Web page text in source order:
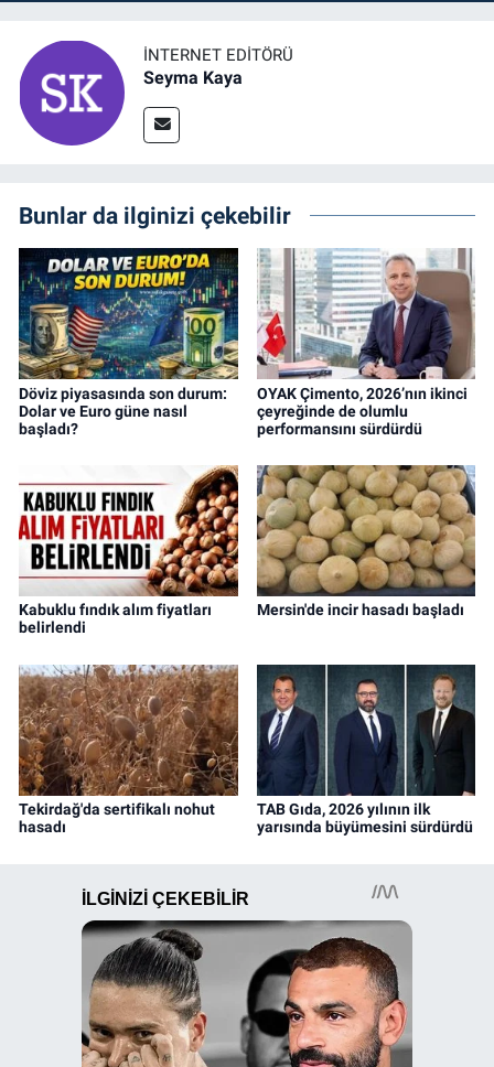
İNTERNET EDITÖRÜ
Seyma Kaya
Bunlar da ilginizi çekebilir
Döviz piyasasında son durum:
Dolar ve Euro güne nasıl
başladı?
OYAK Çimento, 2026’nın ikinci
çeyreğinde de olumlu
performansını sürdürdü
Kabuklu fındık alım fiyatları
belirlendi
Mersin'de incir hasadı başladı
Tekirdağ'da sertifikalı nohut
hasadı
TAB Gıda, 2026 yılının ilk
yarısında büyümesini sürdürdü